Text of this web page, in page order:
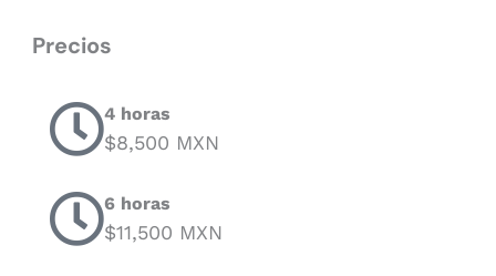
Precios
4 horas
$8,500 MXN
6 horas
$11,500 MXN